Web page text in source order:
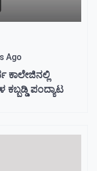
Ago
ಕಾಲೇಜಿನಲ್ಲಿ
ಪಂದ್ಯಾಟ